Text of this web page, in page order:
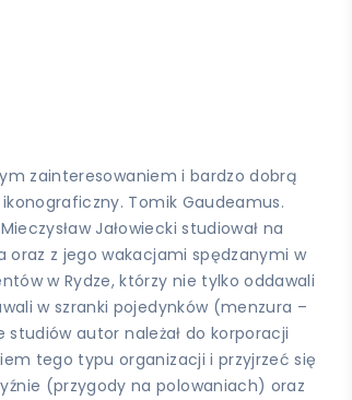
zainteresowaniem i bardzo dobrą
Tomik Gaudeamus.
Jałowiecki studiował na
oraz z jego wakacjami spędzanymi w
w Rydze, którzy nie tylko oddawali
w szranki pojedynków (menzura –
autor należał do korporacji
tego typu organizacji i przyjrzeć się
(przygody na polowaniach) oraz